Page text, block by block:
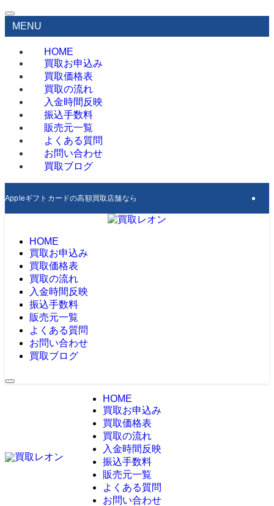
MENU
HOME
買取お申込み
買取価格表
買取の流れ
入金時間反映
振込手数料
販売元一覧
よくある質問
お問い合わせ
買取ブログ
Appleギフトカードの高額買取店舗なら買取レオン
HOME
買取お申込み
買取価格表
買取の流れ
入金時間反映
振込手数料
販売元一覧
よくある質問
お問い合わせ
買取ブログ
HOME
買取お申込み
買取価格表
買取の流れ
入金時間反映
振込手数料
販売元一覧
よくある質問
お問い合わせ